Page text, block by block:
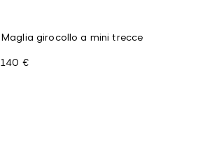
Maglia girocollo a mini trecce
140 €